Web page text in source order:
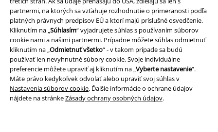
partnermi, na ktorých sa vzťahuje rozhodnutie o primeranosti podľa
platných právnych predpisov EÚ a ktorí majú príslušné osvedčenie.
Kliknutím na „Súhlasím“ vyjadrujete súhlas s používaním súborov
cookie nami a našimi partnermi. Prípadne môžete súhlas odmietnuť
kliknutím na „Odmietnuť všetko“ - v takom prípade sa budú
používať len nevyhnutné súbory cookie. Svoje individuálne
preferencie môžete upraviť aj kliknutím na „Vyberte nastavenie“.
Máte právo kedykoľvek odvolať alebo upraviť svoj súhlas v
Nastavenia súborov cookie. Ďalšie informácie o ochrane údajov
nájdete na stránkeZásady ochrany osobných údajov.
Právne informácie
Podmienky
Imprint
Ochrana osobných údajov
Likvidácia odpadu a ochrana životného prostredia